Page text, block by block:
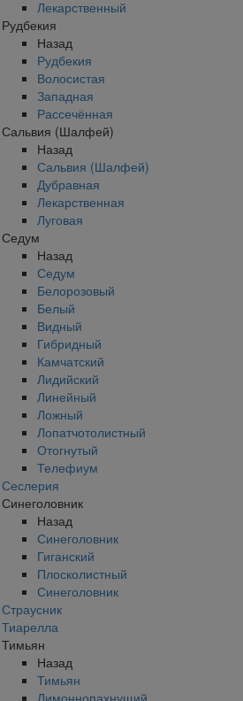
Лекарственный
Рудбекия
Назад
Рудбекия
Волосистая
Западная
Рассечённая
Сальвия (Шалфей)
Назад
Сальвия (Шалфей)
Дубравная
Лекарственная
Луговая
Седум
Назад
Седум
Белорозовый
Белый
Видный
Гибридный
Камчатский
Лидийский
Линейный
Ложный
Лопатчотолистный
Отогнутый
Телефиум
Сеслерия
Синеголовник
Назад
Синеголовник
Гиганский
Плосколистный
Синеголовник
Страусник
Тиарелла
Тимьян
Назад
Тимьян
Лимоннопахнущий